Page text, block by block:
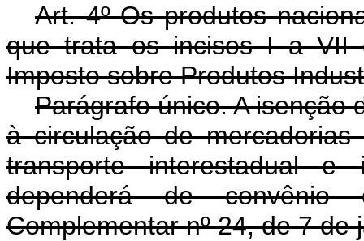
Art. 4º Os produtos
que trata os incisos I a VII
Imposto sobre Produtos
Parágrafo único. A isenção
à circulação de
transporte interestadual e
dependerá de
Complementar nº 24, de 7 de